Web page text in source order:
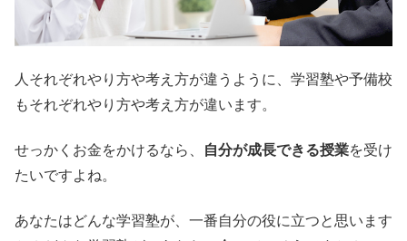
人それぞれやり方や考え方が違うように、学習塾や予備校
もそれぞれやり方や考え方が違います。
せっかくお金をかけるなら、 自分が成長できる授業を受け
たいですよね。
あなたはどんな学習塾が、一番自分の役に立つと思います